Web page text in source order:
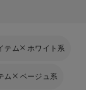
テム ホワイト系
ム ベージュ系